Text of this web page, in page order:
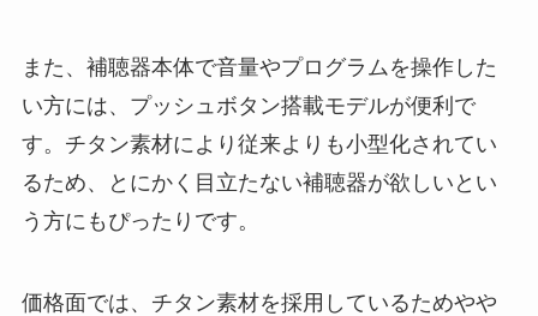
また、補聴器本体で音量やプログラムを操作した
い方には、プッシュボタン搭載モデルが便利で
す。チタン素材により従来よりも小型化されてい
るため、とにかく目立たない補聴器が欲しいとい
う方にもぴったりです。
価格面では、チタン素材を採用しているためやや